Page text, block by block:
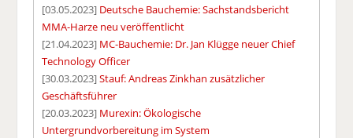
[03.05.2023] Deutsche Bauchemie: Sachstandsbericht
MMA-Harze neu veröffentlicht
[21.04.2023] MC-Bauchemie: Dr. Jan Klügge neuer Chief
Technology Officer
[30.03.2023]Stauf: Andreas Zinkhan zusätzlicher
Geschäftsführer
[20.03.2023] Murexin: Ökologische
Untergrundvorbereitung im System